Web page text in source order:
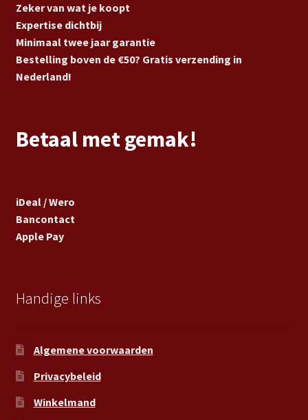
Zeker van wat je koopt
Expertise dichtbij
Minimaal twee jaar garantie
Bestelling boven de €50? Gratis verzending in
Nederland!
Betaal met gemak!
iDeal / Wero
Bancontact
Apple Pay
Handige links
Algemene voorwaarden
Privacybeleid
Winkelmand